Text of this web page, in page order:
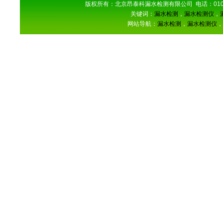
版权所有：北京昂泰科漏水检测有限公司 电话：
关键词： 漏水检测 ， 漏水检测仪 ，
网站导航： 漏水检测 ， 漏水检测仪 ，